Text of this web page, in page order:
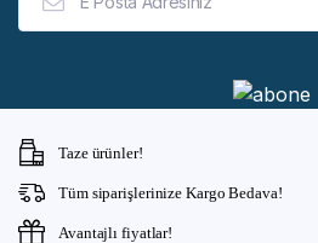
Taze ürünler!
Tüm siparişlerinize Kargo Bedava!
Avantajlı fiyatlar!